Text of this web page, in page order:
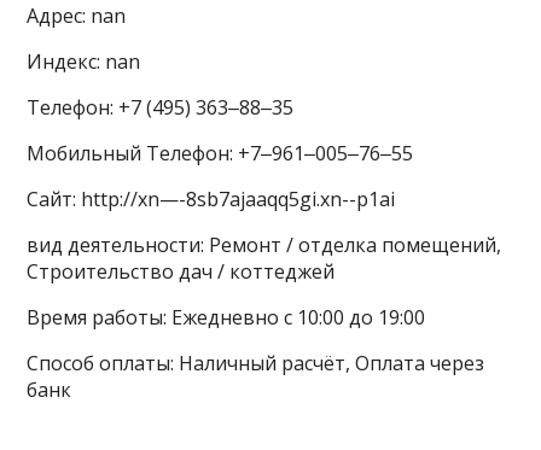
Адрес: nan
Индекс: nan
Телефон: +7 (495) 363‒88‒35
Мобильный Телефон: +7‒961‒005‒76‒55
Сайт: http://xn—-8sb7ajaaqq5gi.xn--p1ai
вид деятельности: Ремонт / отделка помещений,
Строительство дач / коттеджей
Время работы: Ежедневно с 10:00 до 19:00
Способ оплаты: Наличный расчёт, Оплата через
банк